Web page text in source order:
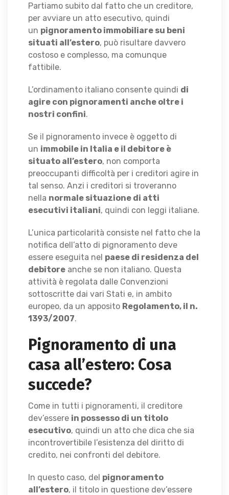
Partiamo subito dal fatto che un creditore,
per avviare un atto esecutivo, quindi
un pignoramento immobiliare su beni
situati all’estero, può risultare davvero
costoso e complesso, ma comunque
fattibile.
L’ordinamento italiano consente quindi di
agire con pignoramenti anche oltre i
nostri confini.
Se il pignoramento invece è oggetto di
un immobile in Italia e il debitore è
situato all’estero, non comporta
preoccupanti difficoltà per i creditori agire in
tal senso. Anzi i creditori si troveranno
nella normale situazione di atti
esecutivi italiani, quindi con leggi italiane.
L’unica particolarità consiste nel fatto che la
notifica dell’atto di pignoramento deve
essere eseguita nel paese di residenza del
debitore anche se non italiano. Questa
attività è regolata dalle Convenzioni
sottoscritte dai vari Stati e, in ambito
europeo, da un apposito Regolamento, il n.
1393/2007.
Pignoramento di una
casa all’estero: Cosa
succede?
Come in tutti i pignoramenti, il creditore
dev’essere in possesso di un titolo
esecutivo, quindi un atto che dica che sia
incontrovertibile l’esistenza del diritto di
credito, nei confronti del debitore.
In questo caso, del pignoramento
all’estero, il titolo in questione dev’essere